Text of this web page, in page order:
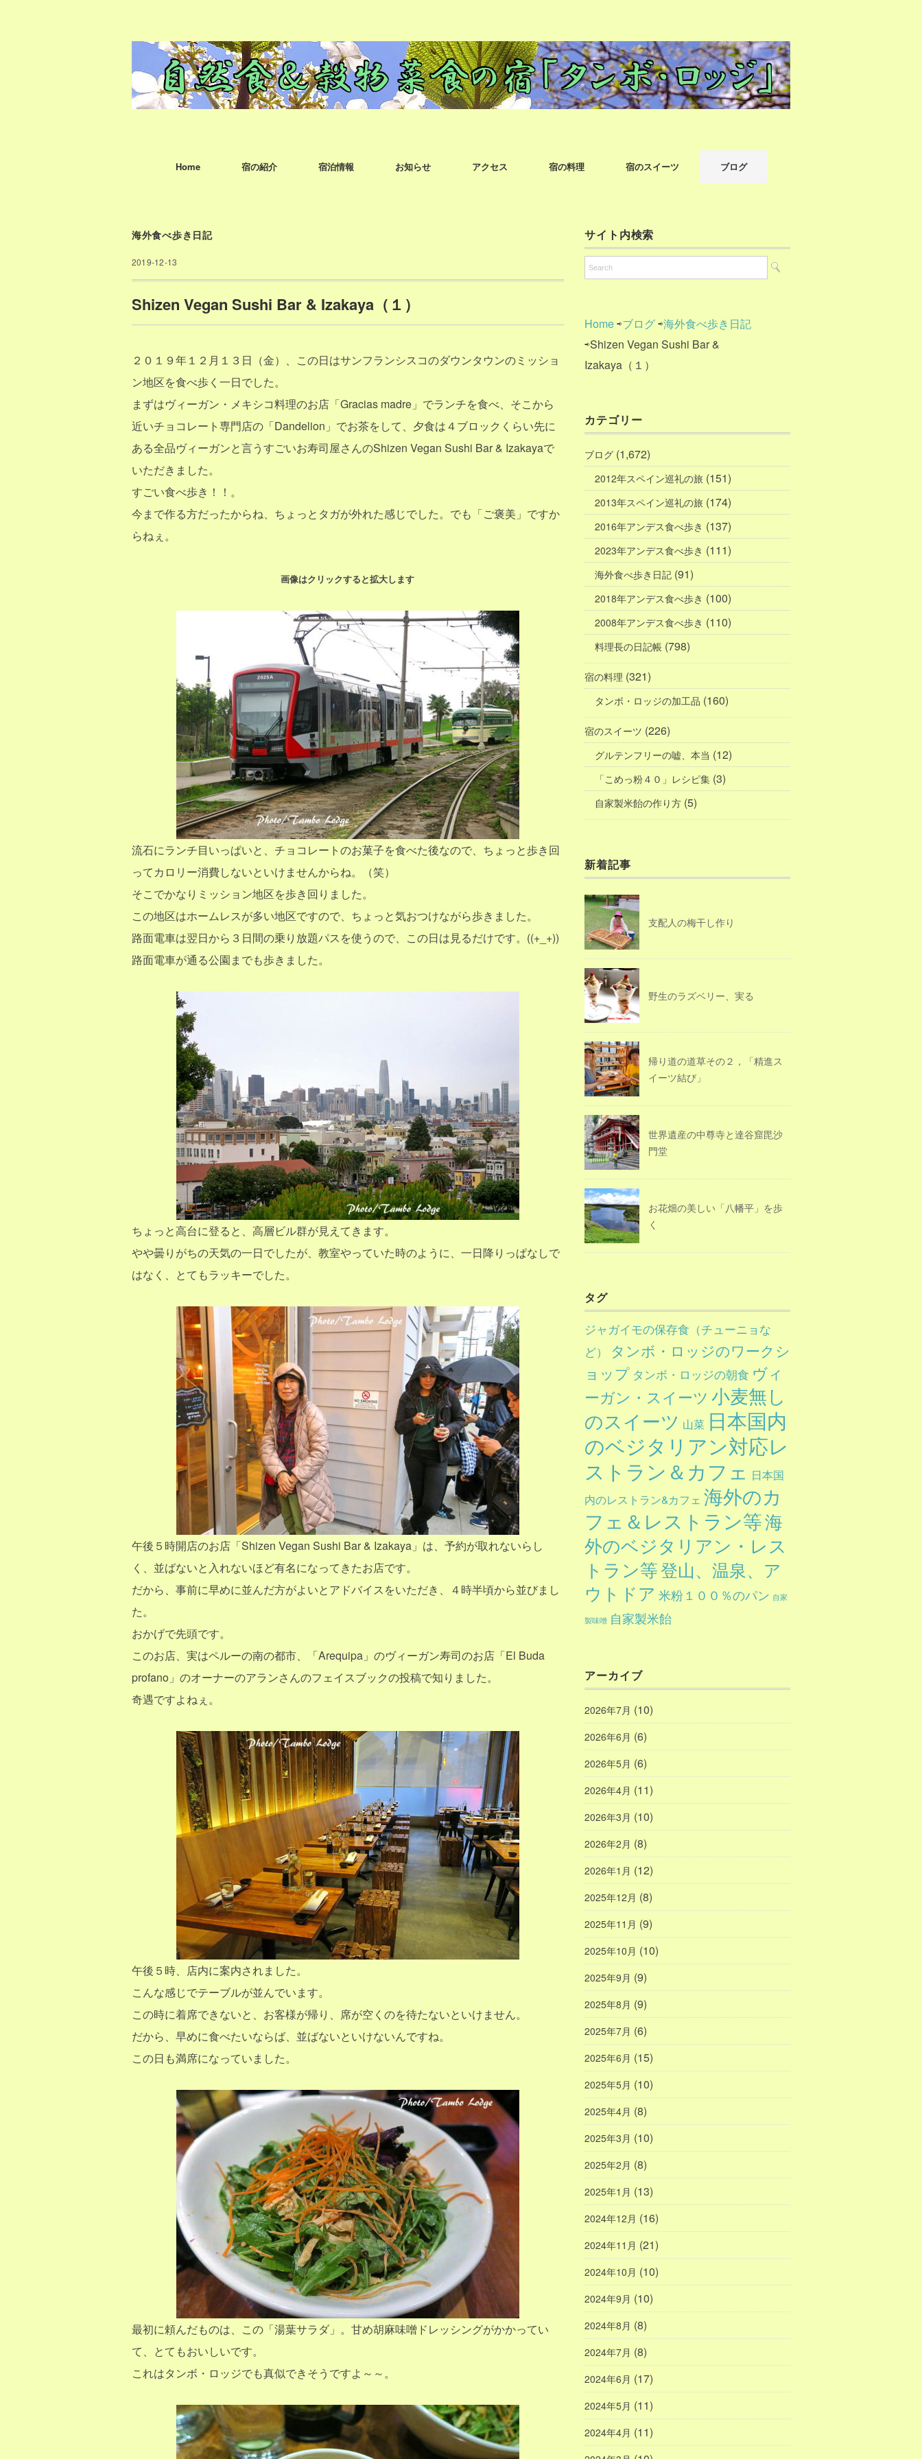
Home 宿の紹介 宿泊情報 お知らせ アクセス 宿の料理 宿のスイーツ ブログ
海外食べ歩き日記
2019-12-13
Shizen Vegan Sushi Bar & Izakaya（１）
２０１９年１２月１３日（金）、この日はサンフランシスコのダウンタウンのミッショ
ン地区を食べ歩く一日でした。
まずはヴィーガン・メキシコ料理のお店「Gracias madre 」でランチを食べ、そこから
近いチョコレート専門店の「Dandelion」でお茶をして、夕食は４ブロックくらい先に
ある全品ヴィーガンと言うすごいお寿司屋さんのShizen Vegan Sushi Bar & Izakayaで
いただきました。
すごい食べ歩き！！。
今まで作る方だったからね、ちょっとタガが外れた感じでした。でも「ご褒美」ですか
らねぇ。
画像はクリックすると拡大します
流石にランチ目いっぱいと、チョコレートのお菓子を食べた後なので、ちょっと歩き回
ってカロリー消費しないといけませんからね。（笑）
そこでかなりミッション地区を歩き回りました。
この地区はホームレスが多い地区ですので、ちょっと気おつけながら歩きました。
路面電車は翌日から３日間の乗り放題パスを使うので、この日は見るだけです。((+_+))
路面電車が通る公園までも歩きました。
ちょっと高台に登ると、高層ビル群が見えてきます。
やや曇りがちの天気の一日でしたが、教室やっていた時のように、一日降りっぱなしで
はなく、とてもラッキーでした。
午後５時開店のお店「Shizen Vegan Sushi Bar & Izakaya」は、予約が取れないらし
く、並ばないと入れないほど有名になってきたお店です。
だから、事前に早めに並んだ方がよいとアドバイスをいただき、４時半頃から並びまし
た。
おかげで先頭です。
このお店、実はペルーの南の都市、「Arequipa」のヴィーガン寿司のお店「El Buda
profano」のオーナーのアランさんのフェイスブックの投稿で知りました。
奇遇ですよねぇ。
午後５時、店内に案内されました。
こんな感じでテーブルが並んでいます。
この時に着席できないと、お客様が帰り、席が空くのを待たないといけません。
だから、早めに食べたいならば、並ばないといけないんですね。
この日も満席になっていました。
最初に頼んだものは、この「湯葉サラダ」。甘め胡麻味噌ドレッシングがかかってい
て、とてもおいしいです。
これはタンボ・ロッジでも真似できそうですよ～～。
サイト内検索
Home⇨ブログ⇨海外食べ歩き日記
⇨Shizen Vegan Sushi Bar &
Izakaya（１）
カテゴリー
ブログ (1,672)
2012年スペイン巡礼の旅 (151)
2013年スペイン巡礼の旅 (174)
2016年アンデス食べ歩き (137)
2023年アンデス食べ歩き (111)
海外食べ歩き日記 (91)
2018年アンデス食べ歩き (100)
2008年アンデス食べ歩き (110)
料理長の日記帳 (798)
宿の料理 (321)
タンボ・ロッジの加工品 (160)
宿のスイーツ (226)
グルテンフリーの嘘、本当 (12)
「こめっ粉４０」レシピ集 (3)
自家製米飴の作り方 (5)
新着記事
支配人の梅干し作り
野生のラズベリー、実る
帰り道の道草その２，「精進ス
イーツ結び」
世界遺産の中尊寺と達谷窟毘沙
門堂
お花畑の美しい「八幡平」を歩
く
タグ
ジャガイモの保存食（チューニョな
ど）
タンボ・ロッジのワークシ
ョップ タンボ・ロッジの朝食 ヴィ
ーガン・スイーツ 小麦無し
のスイーツ 山菜 日本国内
のベジタリアン対応レ
ストラン＆カフェ 日本国
内のレストラン&カフェ 海外のカ
フェ＆レストラン等海
外のベジタリアン・レス
トラン等登山、温泉、ア
ウトドア 米粉１００％のパン 自家
製味噌 自家製米飴
アーカイブ
2026年7月 (10)
2026年6月 (6)
2026年5月 (6)
2026年4月 (11)
2026年3月 (10)
2026年2月 (8)
2026年1月 (12)
2025年12月 (8)
2025年11月 (9)
2025年10月 (10)
2025年9月 (9)
2025年8月 (9)
2025年7月 (6)
2025年6月 (15)
2025年5月 (10)
2025年4月 (8)
2025年3月 (10)
2025年2月 (8)
2025年1月 (13)
2024年12月 (16)
2024年11月 (21)
2024年10月 (10)
2024年9月 (10)
2024年8月 (8)
2024年7月 (8)
2024年6月 (17)
2024年5月 (11)
2024年4月 (11)